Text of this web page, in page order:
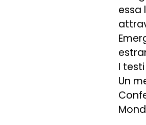
essa
I
Un